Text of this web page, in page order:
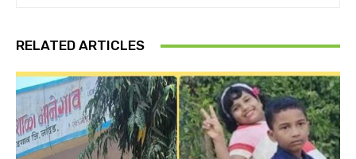
RELATED ARTICLES